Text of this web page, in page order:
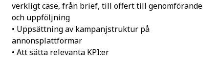
verkligt case, från brief, till offert till genomförande
och uppföljning
• Uppsättning av kampanjstruktur på
annonsplattformar
• Att sätta relevanta KPI:er